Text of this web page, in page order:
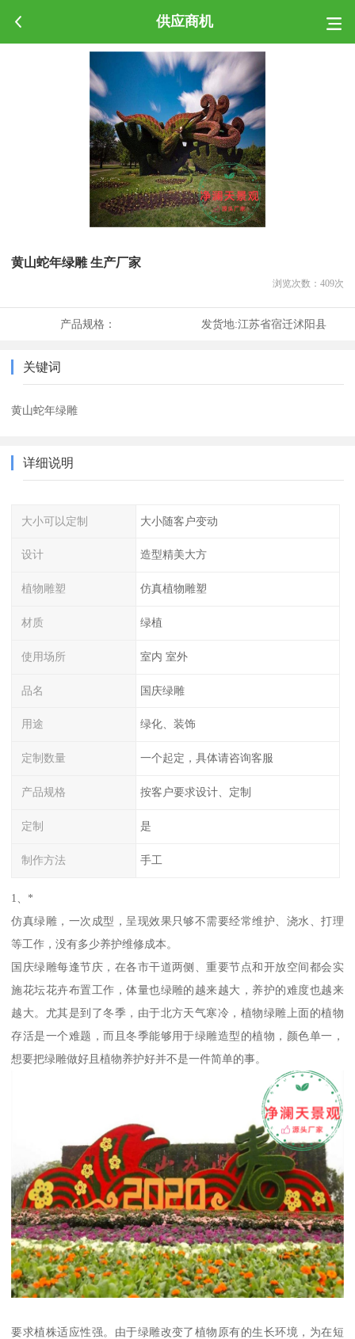
供应商机
黄山蛇年绿雕 生产厂家
浏览次数： 409次
产品规格： 发货地:江苏省宿迁沭阳县
关键词
黄山蛇年绿雕
详细说明
大小可以定制 大小随客户变动
设计 造型精美大方
植物雕塑 仿真植物雕塑
材质 绿植
使用场所 室内 室外
品名 国庆绿雕
用途 绿化、装饰
定制数量 一个起定，具体请咨询客服
产品规格 按客户要求设计、定制
定制 是
制作方法 手工
1、*
仿真绿雕，一次成型，呈现效果只够不需要经常维护、浇水、打理
等工作，没有多少养护维修成本。
国庆绿雕每逢节庆，在各市干道两侧、重要节点和开放空间都会实
施花坛花卉布置工作，体量也绿雕的越来越大，养护的难度也越来
越大。尤其是到了冬季，由于北方天气寒冷，植物绿雕上面的植物
存活是一个难题，而且冬季能够用于绿雕造型的植物，颜色单一，
想要把绿雕做好且植物养护好并不是一件简单的事。
要求植株适应性强。由于绿雕改变了植物原有的生长环境，为在短